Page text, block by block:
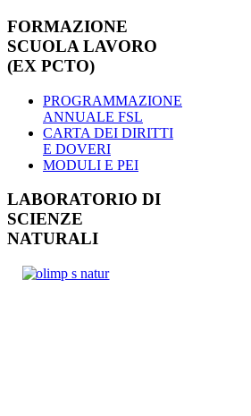
FORMAZIONE
SCUOLA LAVORO
(EX PCTO)
PROGRAMMAZIONE
ANNUALE FSL
CARTA DEI DIRITTI
E DOVERI
MODULI E PEI
LABORATORIO DI
SCIENZE
NATURALI